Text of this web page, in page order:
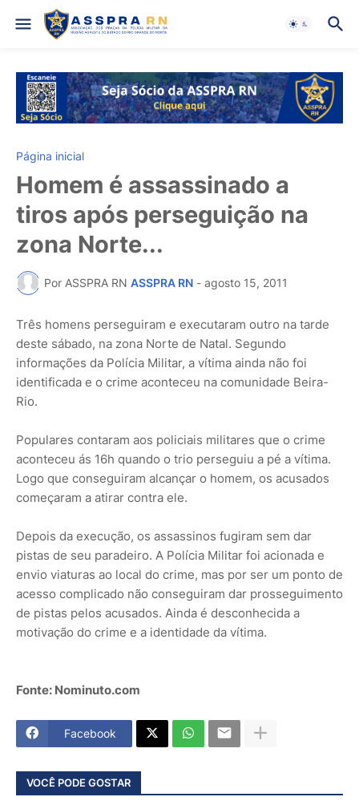
Página inicial
Homem é assassinado a
tiros após perseguição na
zona Norte...
Por ASSPRA RN ASSPRA RN - agosto 15, 2011
Três homens perseguiram e executaram outro na tarde
deste sábado, na zona Norte de Natal. Segundo
informações da Polícia Militar, a vítima ainda não foi
identificada e o crime aconteceu na comunidade Beira-
Rio.
Populares contaram aos policiais militares que o crime
aconteceu ás 16h quando o trio perseguiu a pé a vítima.
Logo que conseguiram alcançar o homem, os acusados
começaram a atirar contra ele.
Depois da execução, os assassinos fugiram sem dar
pistas de seu paradeiro. A Polícia Militar foi acionada e
envio viaturas ao local do crime, mas por ser um ponto de
acesso complicado não conseguiram dar prosseguimento
de pistas pelos acusados. Ainda é desconhecida a
motivação do crime e a identidade da vítima.
Fonte: Nominuto.com
Facebook
VOCÊ PODE GOSTAR